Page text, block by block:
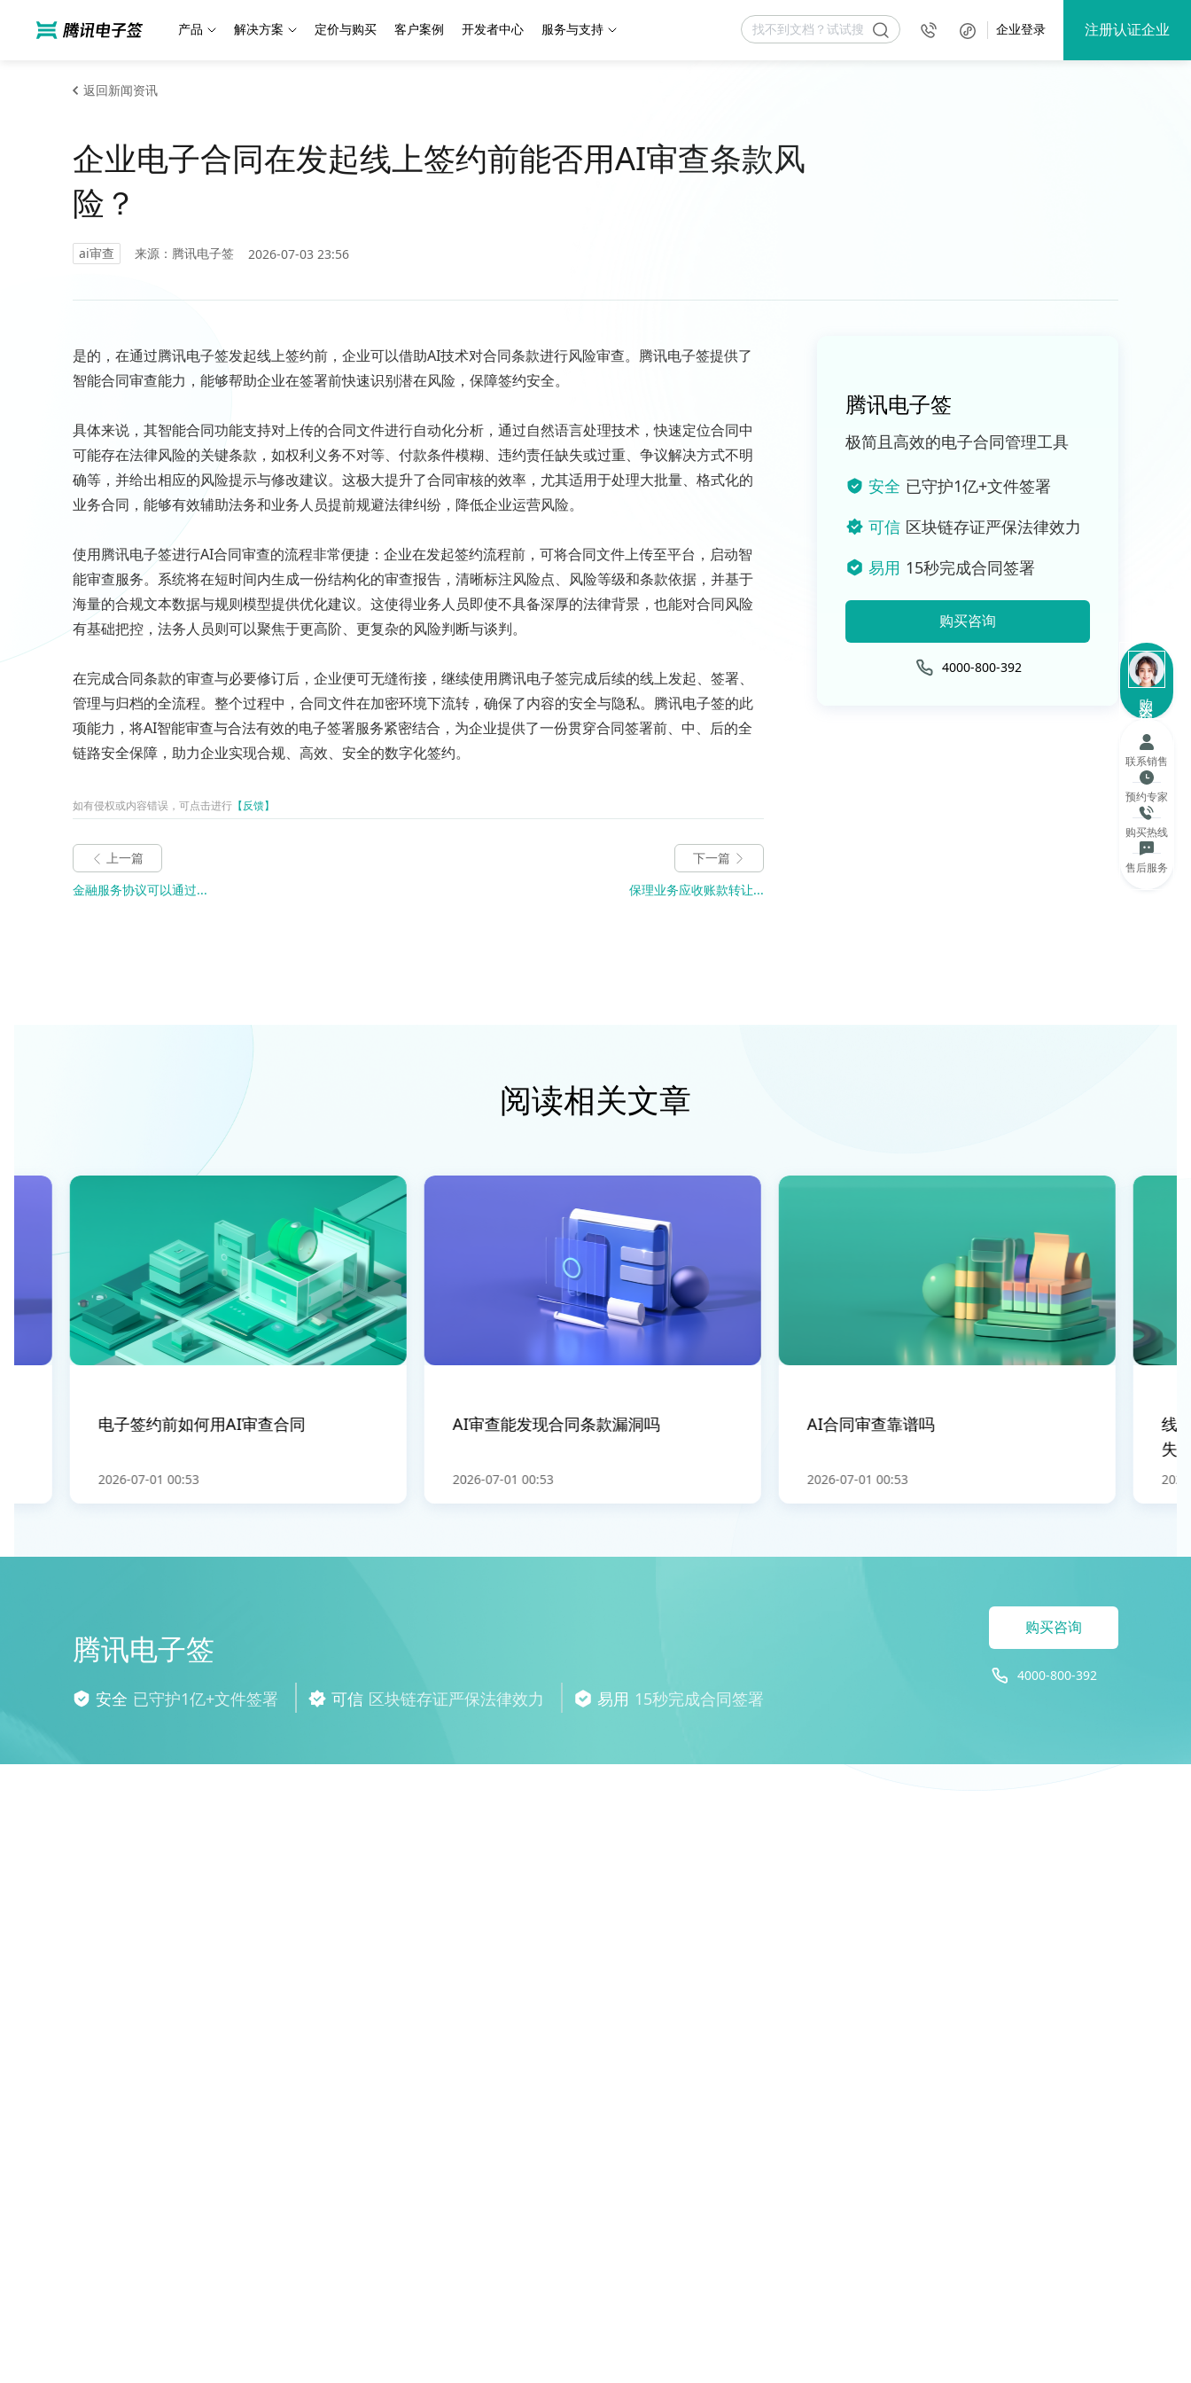
产品 解决方案 定价与购买 客户案例 开发者中心 服务与支持 企业登录 注册认证企业
返回新闻资讯
企业电子合同在发起线上签约前能否用AI审查条款风
险？
ai审查 来源：腾讯电子签 2026-07-03 23:56
是的，在通过腾讯电子签发起线上签约前，企业可以借助AI技术对合同条款进行风险审查。腾讯电子签提供了
智能合同审查能力，能够帮助企业在签署前快速识别潜在风险，保障签约安全。
具体来说，其智能合同功能支持对上传的合同文件进行自动化分析，通过自然语言处理技术，快速定位合同中
可能存在法律风险的关键条款，如权利义务不对等、付款条件模糊、违约责任缺失或过重、争议解决方式不明
确等，并给出相应的风险提示与修改建议。这极大提升了合同审核的效率，尤其适用于处理大批量、格式化的
业务合同，能够有效辅助法务和业务人员提前规避法律纠纷，降低企业运营风险。
使用腾讯电子签进行AI合同审查的流程非常便捷：企业在发起签约流程前，可将合同文件上传至平台，启动智
能审查服务。系统将在短时间内生成一份结构化的审查报告，清晰标注风险点、风险等级和条款依据，并基于
海量的合规文本数据与规则模型提供优化建议。这使得业务人员即使不具备深厚的法律背景，也能对合同风险
有基础把控，法务人员则可以聚焦于更高阶、更复杂的风险判断与谈判。
在完成合同条款的审查与必要修订后，企业便可无缝衔接，继续使用腾讯电子签完成后续的线上发起、签署、
管理与归档的全流程。整个过程中，合同文件在加密环境下流转，确保了内容的安全与隐私。腾讯电子签的此
项能力，将AI智能审查与合法有效的电子签署服务紧密结合，为企业提供了一份贯穿合同签署前、中、后的全
链路安全保障，助力企业实现合规、高效、安全的数字化签约。
如有侵权或内容错误，可点击进行 【反馈】
上一篇
金融服务协议可以通过...
下一篇
保理业务应收账款转让...
腾讯电子签
极简且高效的电子合同管理工具
安全 已守护1亿+文件签署
可信 区块链存证严保法律效力
易用 15秒完成合同签署
购买咨询
4000-800-392
阅读相关文章
电子签约前如何用AI审查合同
2026-07-01 00:53
AI审查能发现合同条款漏洞吗
2026-07-01 00:53
AI合同审查靠谱吗
2026-07-01 00:53
线
失条
2026-
腾讯电子签
安全 已守护1亿+文件签署 可信 区块链存证严保法律效力 易用 15秒完成合同签署
购买咨询
4000-800-392
购买咨询
联系销售
预约专家
购买热线
售后服务